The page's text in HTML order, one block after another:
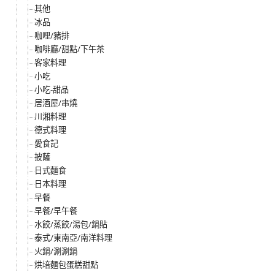
其他
冰品
咖哩/豬排
咖啡廳/甜點/下午茶
客家料理
小吃
小吃-甜品
居酒屋/串燒
川湘料理
德式料理
愛食記
披薩
日式麵食
日本料理
早餐
早餐/早午餐
水餃/蒸餃/湯包/鍋貼
泰式/東南亞/南洋料理
火鍋/涮涮鍋
烘培麵包蛋糕甜點